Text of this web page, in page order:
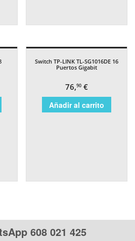
Switch TP-LINK TL-SG1016DE 16
Puertos Gigabit
76,90 €
Añadir al carrito
608 021 425